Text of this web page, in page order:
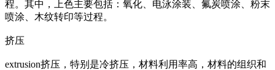
程。其中，上色主要包括：氧化、电泳涂装、氟炭喷涂、粉末
喷涂、木纹转印等过程。
挤压
extrusion挤压，特别是冷挤压，材料利用率高，材料的组织和